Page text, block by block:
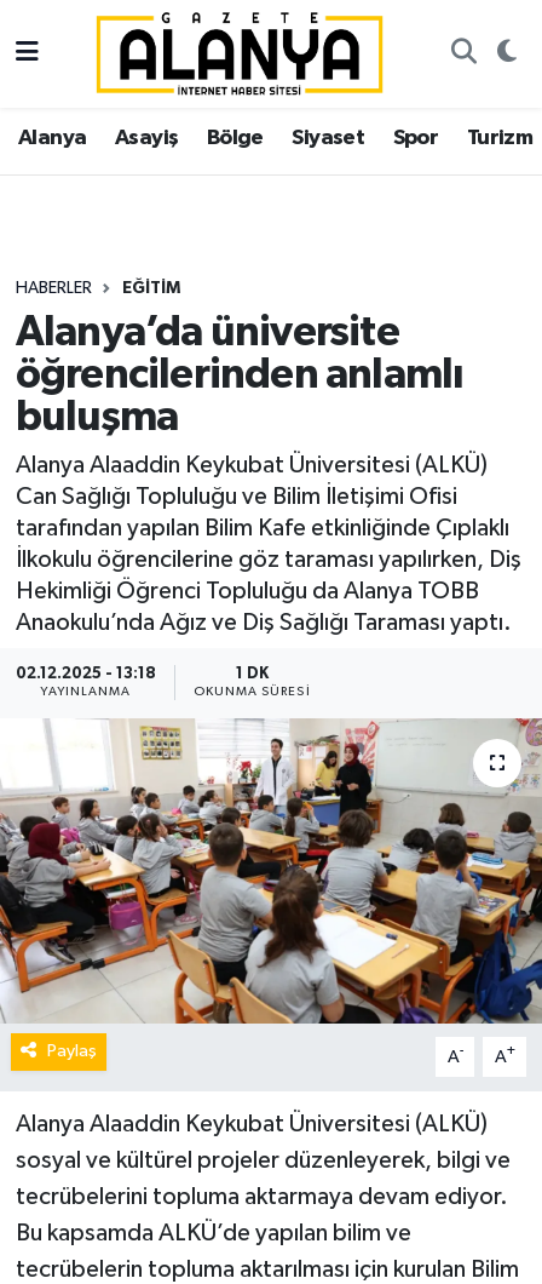
Alanya Asayiş Bölge Siyaset Spor Turizm
HABERLER EĞITIM
Alanya’da üniversite
öğrencilerinden anlamlı
buluşma
Alanya Alaaddin Keykubat Üniversitesi (ALKÜ)
Can Sağlığı Topluluğu ve Bilim İletişimi Ofisi
tarafından yapılan Bilim Kafe etkinliğinde Çıplaklı
İlkokulu öğrencilerine göz taraması yapılırken, Diş
Hekimliği Öğrenci Topluluğu da Alanya TOBB
Anaokulu’nda Ağız ve Diş Sağlığı Taraması yaptı.
02.12.2025 - 13:18
YAYINLANMA
1 DK
OKUNMA SÜRESI
Paylaş A- A+
Alanya Alaaddin Keykubat Üniversitesi (ALKÜ)
sosyal ve kültürel projeler düzenleyerek, bilgi ve
tecrübelerini topluma aktarmaya devam ediyor.
Bu kapsamda ALKÜ’de yapılan bilim ve
tecrübelerin topluma aktarılması için kurulan Bilim
Alanya
Asayiş
Siyaset
Spor
Turizm
Ekonomi
Gazipaşa
İstanbul Nöbetçi Eczaneler
İstanbul Hava Durumu
Süper Lig Puan Durumu ve Fikstür
Tüm Manşetler
Son Dakika Haberleri
Haber Arşivi